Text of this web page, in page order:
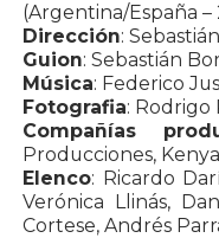
(Argentina/España –
Dirección:
Guion: Sebastián
Música: Federico
Fotografia: Rodrigo
Compañías
Producciones,
Elenco: Ricardo
Verónica Llinás,
Cortese, Andrés